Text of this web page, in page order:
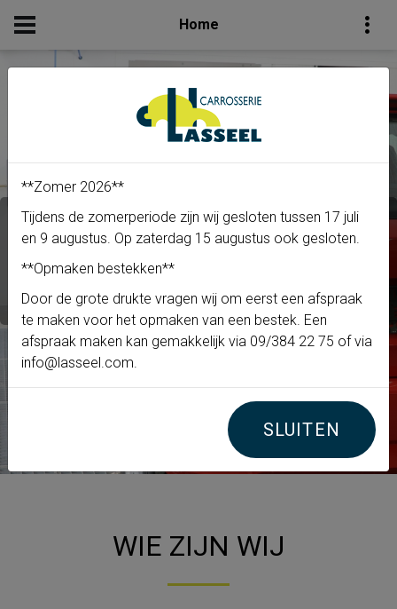
**Zomer 2026**
Tijdens de zomerperiode zijn wij gesloten tussen 17 juli
en 9 augustus. Op zaterdag 15 augustus ook gesloten.
**Opmaken bestekken**
Door de grote drukte vragen wij om eerst een afspraak
te maken voor het opmaken van een bestek. Een
afspraak maken kan gemakkelijk via 09/384 22 75 of via
info@lasseel.com.
SLUITEN
Home
Specialist in Carrosserie
WIE ZIJN WIJ